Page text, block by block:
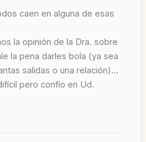
caen en alguna de esas
la opinión de la Dra. sobre
la pena darles bola (ya sea
salidas o una relación)…
pero confío en Ud.